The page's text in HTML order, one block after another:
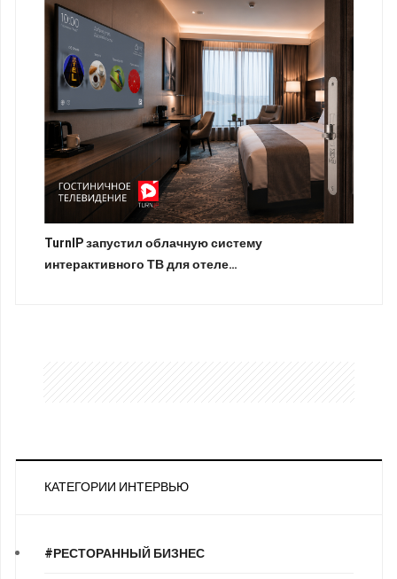
TurnIP запустил облачную систему
интерактивного ТВ для отеле…
КАТЕГОРИИ ИНТЕРВЬЮ
#РЕСТОРАННЫЙ БИЗНЕС